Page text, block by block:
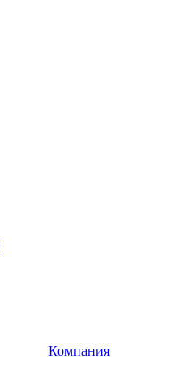
Компания